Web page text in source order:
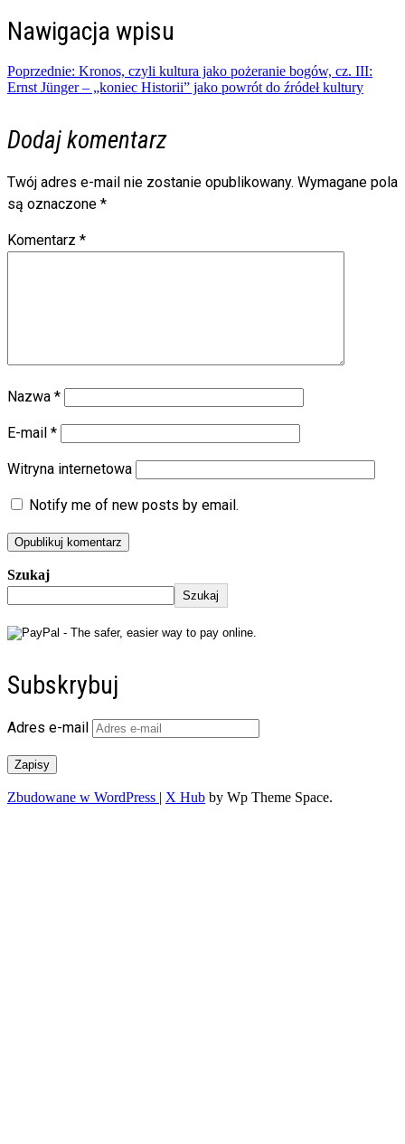
Nawigacja wpisu
Poprzednie: Kronos, czyli kultura jako pożeranie bogów, cz. III:
Ernst Jünger – „koniec Historii” jako powrót do źródeł kultury
Dodaj komentarz
Twój adres e-mail nie zostanie opublikowany. Wymagane pola
są oznaczone *
Komentarz *
Nazwa *
E-mail *
Witryna internetowa
Notify me of new posts by email.
Szukaj
Szukaj
Subskrybuj
Adres e-mail
Zapisy
Zbudowane w WordPress | X Hub by Wp Theme Space.